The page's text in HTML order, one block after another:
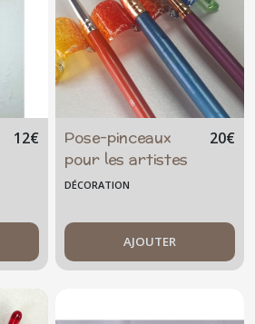
12€
Pose-pinceaux
pour les artistes
20€
DÉCORATION
AJOUTER